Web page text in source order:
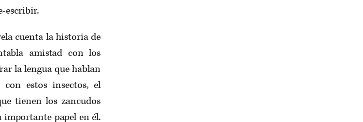
escribir.
cuenta la historia de
amistad con los
la lengua que hablan
con estos insectos, el
tienen los zancudos
importante papel en él.